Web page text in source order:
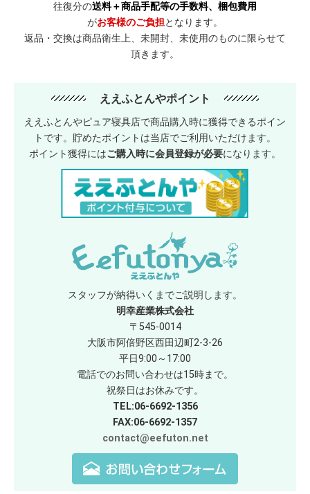
往復分の送料＋商品手配等の手数料、梱包費用
がお客様のご負担となります。
返品・交換は商品衛生上、未開封、未使用のものに限らせて
頂きます。
ええふとんやポイント
ええふとんやピュア寝具店で商品購入時に獲得できるポイン
トです。貯めたポイントは当店でご利用いただけます。
ポイント獲得にはご購入時に会員登録が必要になります。
スタッフが納得いくまでご説明します。
明幸産業株式会社
〒545-0014
大阪市阿倍野区西田辺町2-3-26
平日9:00～17:00
電話でのお問い合わせは15時まで。
祝祭日はお休みです。
TEL:06-6692-1356
FAX:06-6692-1357
contact@eefuton.net